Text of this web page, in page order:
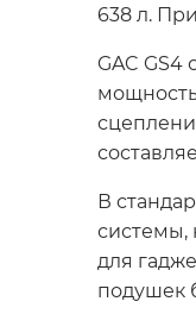
638 л.
GAC
В
системы,
для
подушек